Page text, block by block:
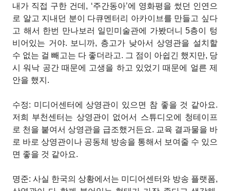
내가 직접 구한 건데, ‘주간동아’에 영화평을 썼던 인연으
로 알고 지내던 분이 다큐멘터리 아카이브를 만들고 싶다
고 해서 한번 만나보러 일민미술관에 가봤더니 5층이 텅
비어있는 거야. 보니까, 층고가 낮아서 상영관을 설치할
수 없는 걸 빼고는 다 좋더라고. 그 점이 아쉽긴 했지만, 당
시 워낙 공간 때문에 고생을 하고 있었기 때문에 얼른 제
안을 했지.
수정: 미디어센터에 상영관이 있으면 참 좋을 것 같아요.
저희 부천센터는 상영관이 없어서 스튜디오에 청테이프
로 천을 붙여서 상영관을 급조했거든요. 교육 결과물을 바
로 바로 상영관이나 공동체 방송을 통해서 보여줄 수 있으
면 좋을 것 같아요.
명준: 사실 한국의 상황에서는 미디어센터와 방송 플랫폼,